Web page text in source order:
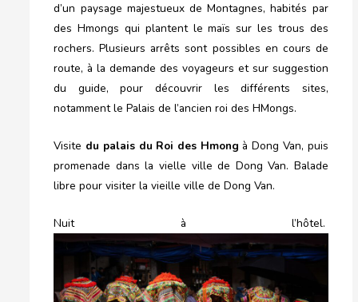
d’un paysage majestueux de Montagnes, habités par
des Hmongs qui plantent le maïs sur les trous des
rochers. Plusieurs arrêts sont possibles en cours de
route, à la demande des voyageurs et sur suggestion
du guide, pour découvrir les différents sites,
notamment le Palais de l’ancien roi des HMongs.
Visite du palais du Roi des Hmong à Dong Van, puis
promenade dans la vielle ville de Dong Van. Balade
libre pour visiter la vieille ville de Dong Van.
Nuit à l’hôtel.